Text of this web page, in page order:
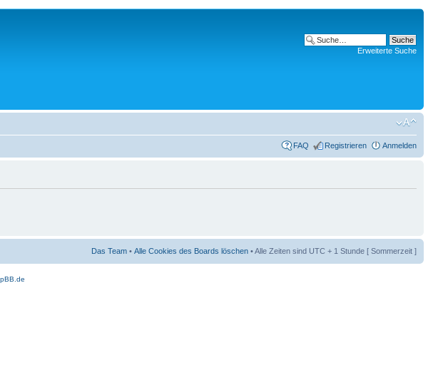
Erweiterte Suche
FAQ Registrieren Anmelden
Das Team • Alle Cookies des Boards löschen • Alle Zeiten sind UTC + 1 Stunde [ Sommerzeit ]